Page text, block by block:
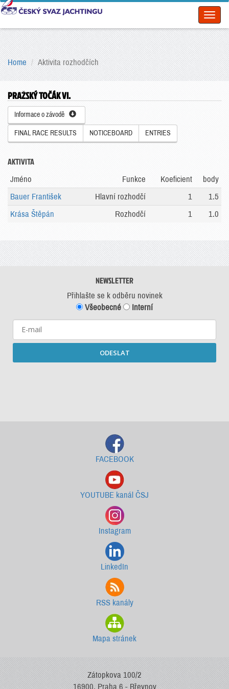
Home Aktivita rozhodčích
PRAŽSKÝ TOČÁK VI.
Informace o závodě
FINAL RACE RESULTS NOTICEBOARD ENTRIES
AKTIVITA
Jméno Funkce Koeficient
body
Bauer František
Hlavní rozhodčí 1
1.5
Krása Štěpán
Rozhodčí 1 1.0
NEWSLETTER
Přihlašte se k odběru novinek
Všeobecné
Interní
ODESLAT
FACEBOOK
YOUTUBE kanál ČSJ
Instagram
LinkedIn
RSS kanály
Mapa stránek
Zátopkova 100/2
16900, Praha 6 - Břevnov